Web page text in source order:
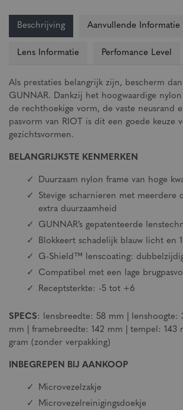
Beschrijving Aanvullende Informatie
Lens Informatie Perfomance Level
Als prestaties belangrijk zijn, bescherm
GUNNAR. Dankzij het hoogwaardige
de rechthoekige vorm, de vaste neusrand
pasvorm van RIOT is dit een goede keuze
gezichtsvormen.
BELANGRIJKSTE KENMERKEN
Duurzaam nylon frame van hoge
Stevige scharnieren met meerdere
extra duurzaamheid
GUNNAR’s gepatenteerde
Blokkeert schadelijk blauw licht en
G-Shield™ lenscoating:
Compatibel met een lage
Receptsterkte: -5 tot +6
SPECS: lensbreedte: 58 mm | lenshoogte:
mm | framebreedte: 142 mm | tempel: 143
gram (zonder verpakking)
INBEGREPEN BIJ AANKOOP
Microvezelzakje
Microvezelreinigingsdoekje